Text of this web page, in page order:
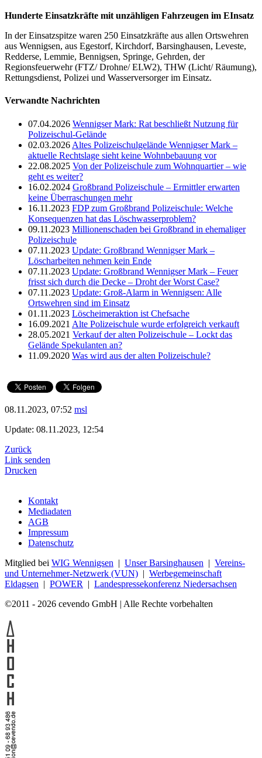
Hunderte Einsatzkräfte mit unzähligen Fahrzeugen im EInsatz
In der Einsatzspitze waren 250 Einsatzkräfte aus allen Ortswehren
aus Wennigsen, aus Egestorf, Kirchdorf, Barsinghausen, Leveste,
Redderse, Lemmie, Bennigsen, Springe, Gehrden, der
Regionsfeuerwehr (FTZ/ Drohne/ ELW2), THW (Licht/ Räumung),
Rettungsdienst, Polizei und Wasserversorger im Einsatz.
Verwandte Nachrichten
07.04.2026 Wennigser Mark: Rat beschließt Nutzung für
Polizeischul-Gelände
02.03.2026 Altes Polizeischulgelände Wennigser Mark –
aktuelle Rechtslage sieht keine Wohnbebauung vor
22.08.2025 Von der Polizeischule zum Wohnquartier – wie
geht es weiter?
16.02.2024 Großbrand Polizeischule – Ermittler erwarten
keine Überraschungen mehr
16.11.2023 FDP zum Großbrand Polizeischule: Welche
Konsequenzen hat das Löschwasserproblem?
09.11.2023 Millionenschaden bei Großbrand in ehemaliger
Polizeischule
07.11.2023 Update: Großbrand Wennigser Mark –
Löscharbeiten nehmen kein Ende
07.11.2023 Update: Großbrand Wennigser Mark – Feuer
frisst sich durch die Decke – Droht der Worst Case?
07.11.2023 Update: Groß-Alarm in Wennigsen: Alle
Ortswehren sind im Einsatz
01.11.2023 Löscheimeraktion ist Chefsache
16.09.2021 Alte Polizeischule wurde erfolgreich verkauft
28.05.2021 Verkauf der alten Polizeischule – Lockt das
Gelände Spekulanten an?
11.09.2020 Was wird aus der alten Polizeischule?
08.11.2023, 07:52 msl
Update: 08.11.2023, 12:54
Zurück
Link senden
Drucken
Kontakt
Mediadaten
AGB
Impressum
Datenschutz
Mitglied bei WIG Wennigsen | Unser Barsinghausen | Vereins-
und Unternehmer-Netzwerk (VUN) | Werbegemeinschaft
Eldagsen | POWER | Landespressekonferenz Niedersachsen
©2011 - 2026 cevendo GmbH | Alle Rechte vorbehalten